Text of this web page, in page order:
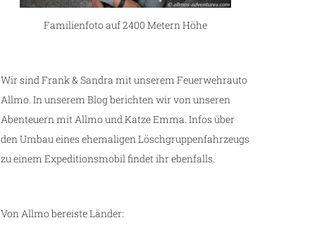
Familienfoto auf 2400 Metern Höhe
Wir sind Frank & Sandra mit unserem Feuerwehrauto
Allmo. In unserem Blog berichten wir von unseren
Abenteuern mit Allmo und Katze Emma. Infos über
den Umbau eines ehemaligen Löschgruppenfahrzeugs
zu einem Expeditionsmobil findet ihr ebenfalls.
Von Allmo bereiste Länder: